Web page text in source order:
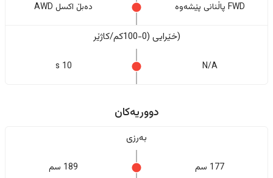
FWD پاڵنانی پێشەوە دەبڵ اکسل AWD
(خێرایی (0-100کم/کاژێر
N/A
10 s
دووریەکان
بەرزی
177 سم 189 سم